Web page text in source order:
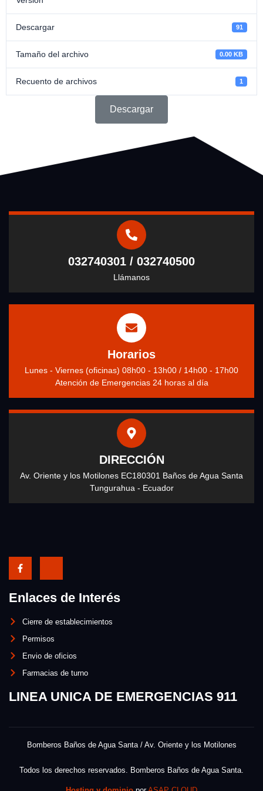
Descargar 91
Tamaño del archivo 0.00 KB
Recuento de archivos 1
Descargar
032740301 / 032740500
Llámanos
Horarios
Lunes - Viernes (oficinas) 08h00 - 13h00 / 14h00 - 17h00
Atención de Emergencias 24 horas al día
DIRECCIÓN
Av. Oriente y los Motilones EC180301 Baños de Agua Santa
Tungurahua - Ecuador
Enlaces de Interés
Cierre de establecimientos
Permisos
Envio de oficios
Farmacias de turno
LINEA UNICA DE EMERGENCIAS 911
Bomberos Baños de Agua Santa / Av. Oriente y los Motilones
Todos los derechos reservados. Bomberos Baños de Agua Santa.